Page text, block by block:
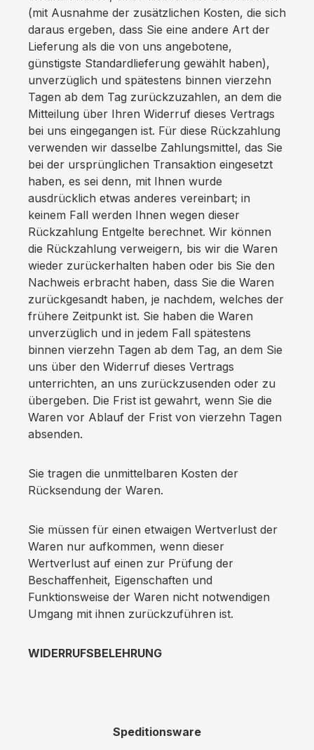
(mit Ausnahme der zusätzlichen Kosten, die sich
daraus ergeben, dass Sie eine andere Art der
Lieferung als die von uns angebotene,
günstigste Standardlieferung gewählt haben),
unverzüglich und spätestens binnen vierzehn
Tagen ab dem Tag zurückzuzahlen, an dem die
Mitteilung über Ihren Widerruf dieses Vertrags
bei uns eingegangen ist. Für diese Rückzahlung
verwenden wir dasselbe Zahlungsmittel, das Sie
bei der ursprünglichen Transaktion eingesetzt
haben, es sei denn, mit Ihnen wurde
ausdrücklich etwas anderes vereinbart; in
keinem Fall werden Ihnen wegen dieser
Rückzahlung Entgelte berechnet. Wir können
die Rückzahlung verweigern, bis wir die Waren
wieder zurückerhalten haben oder bis Sie den
Nachweis erbracht haben, dass Sie die Waren
zurückgesandt haben, je nachdem, welches der
frühere Zeitpunkt ist. Sie haben die Waren
unverzüglich und in jedem Fall spätestens
binnen vierzehn Tagen ab dem Tag, an dem Sie
uns über den Widerruf dieses Vertrags
unterrichten, an uns zurückzusenden oder zu
übergeben. Die Frist ist gewahrt, wenn Sie die
Waren vor Ablauf der Frist von vierzehn Tagen
absenden.
Sie tragen die unmittelbaren Kosten der
Rücksendung der Waren.
Sie müssen für einen etwaigen Wertverlust der
Waren nur aufkommen, wenn dieser
Wertverlust auf einen zur Prüfung der
Beschaffenheit, Eigenschaften und
Funktionsweise der Waren nicht notwendigen
Umgang mit ihnen zurückzuführen ist.
WIDERRUFSBELEHRUNG
Speditionsware